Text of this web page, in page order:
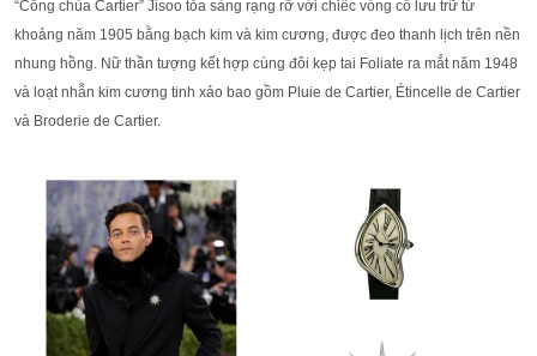
“Công chúa Cartier” Jisoo tỏa sáng rạng rỡ với chiếc vòng cổ lưu trữ từ
khoảng năm 1905 bằng bạch kim và kim cương, được đeo thanh lịch trên nền
nhung hồng. Nữ thần tượng kết hợp cùng đôi kẹp tai Foliate ra mắt năm 1948
và loạt nhẫn kim cương tinh xảo bao gồm Pluie de Cartier, Étincelle de Cartier
và Broderie de Cartier.